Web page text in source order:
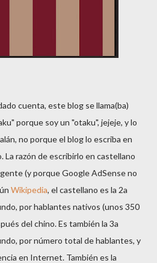
cuenta, este blog se llama(ba)
porque soy un "otaku", jejeje, y lo
no porque el blog lo escriba en
La razón de escribirlo en castellano
(y porque Google AdSense no
Wikipedia, el castellano es la 2a
por hablantes nativos (unos 350
del chino. Es también la 3a
por número total de hablantes, y
en Internet. También es la